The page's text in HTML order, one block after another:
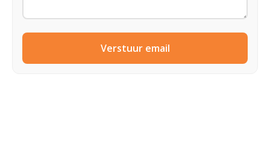
Verstuur email